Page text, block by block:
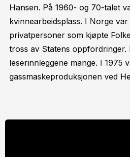
Hansen. På 1960- og 70-talet
kvinnearbeidsplass. I Norge
privatpersoner som kjøpte
tross av Statens oppfordringer.
leserinnleggene mange. I 1975
gassmaskeproduksjonen ved